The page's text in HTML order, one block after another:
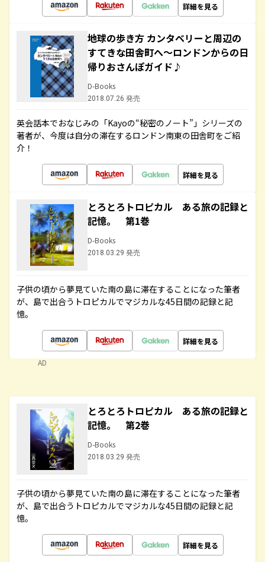
詳細を見る
地球の歩き方 カンタベリーと周辺の
すてきな田舎町へ～ロンドンからの日
帰りおさんぽガイド♪
D-Books
2018.07.26 発売
英会話本でおなじみの「Kayoの“秘密のノート”」シリーズの
著者が、今度は自分の滞在するロンドン南東の田舎町をご紹
介！
詳細を見る
とろとろトロピカル ある旅の記録と
記憶。 第1巻
D-Books
2018.03.29 発売
子供の頃から夢見ていた南の島に滞在することになった筆者
が、島で出合うトロピカルでマジカルな45日間の記録と記
憶。
詳細を見る
AD
とろとろトロピカル ある旅の記録と
記憶。 第2巻
D-Books
2018.03.29 発売
子供の頃から夢見ていた南の島に滞在することになった筆者
が、島で出合うトロピカルでマジカルな45日間の記録と記
憶。
詳細を見る